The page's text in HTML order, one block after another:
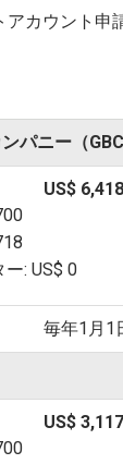
カウント申
パニー（GBC
US$ 6,418
ー: US$ 0
毎年1月1
US$ 3,117